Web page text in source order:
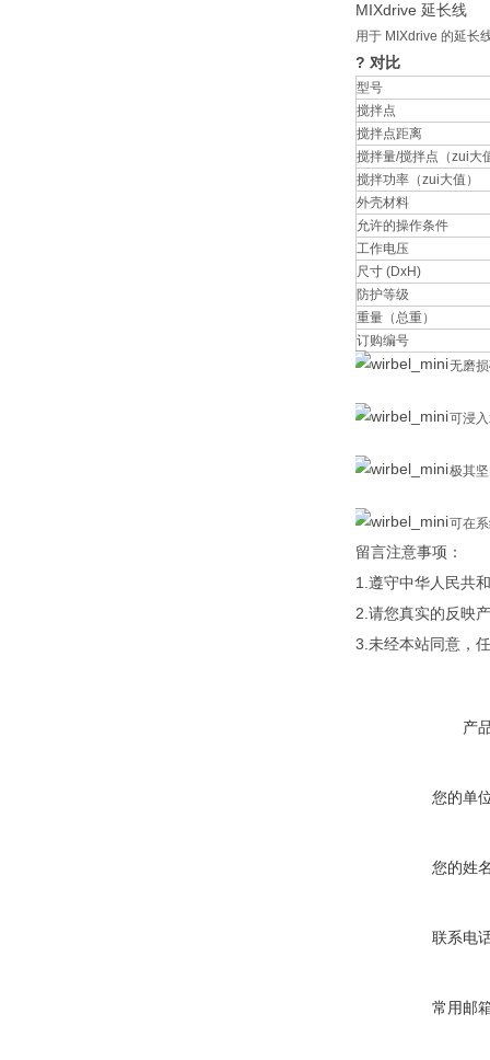
MIXdrive 延长线
用于 MIXdrive 的延长
? 对比
型号
搅拌点
搅拌点距离
搅拌量/搅拌点（zui大
搅拌功率（zui大值）
外壳材料
允许的操作条件
工作电压
尺寸 (DxH)
防护等级
重量（总重）
订购编号
无磨损
可浸入
极其
可在
留言注意事项：
1.遵守中华人民共
2.请您真实的反映
3.未经本站同意，
产
您的单
您的姓
联系电
常用邮